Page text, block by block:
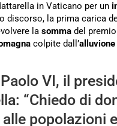
in Vaticano per un
discorso, la prima carica
la somma del
colpite dall’alluvione
VI, il
“Chiedo di
popolazioni